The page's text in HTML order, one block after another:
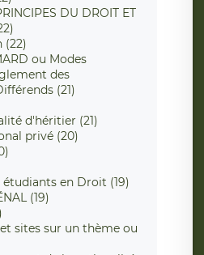
DU DROIT ET
(22)
ou Modes
des
(21)
d'héritier (21)
privé (20)
étudiants en Droit (19)
(19)
sites sur un thème ou